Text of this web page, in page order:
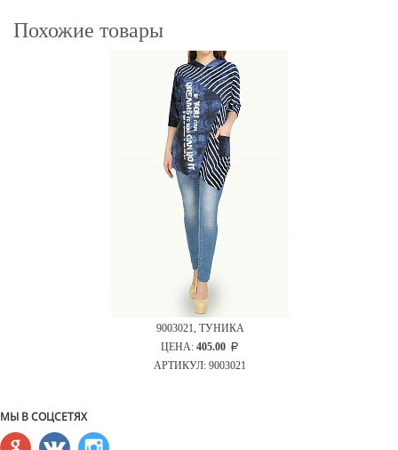
Похожие товары
9003021, ТУНИКА
ЦЕНА: 405.00
АРТИКУЛ: 9003021
МЫ В СОЦСЕТЯХ